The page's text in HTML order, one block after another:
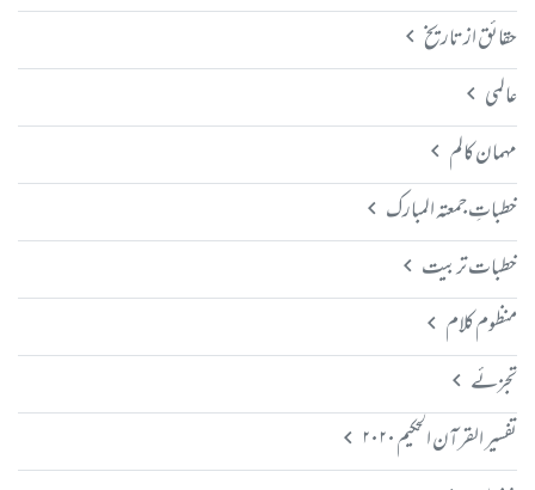
حقائق از تاریخ
عالمی
مہمان کالم
خطباتِ جمعتہ المبارک
خطبات تربیت
منظوم کلام
تجزئے
تفسیر القرآن الحکیم ۲۰۲۰